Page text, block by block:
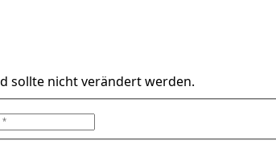
sollte nicht verändert werden.
Nachname